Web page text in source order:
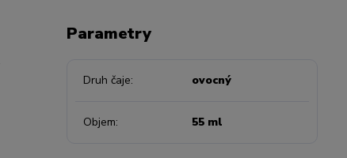
Parametry
Druh čaje ovocný
Objem 55 ml